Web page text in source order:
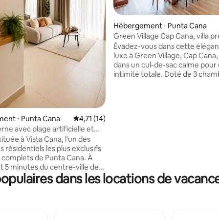
base de 110 commentaires : 4,75 sur 5
⋅ Punta Cana Évaluation moyenne sur la base de 14
4,71 (14)
avec plage artificielle et
à Vista Cana, l'un des
résidentiels les plus exclusifs
complets de Punta Cana. À
5 minutes du centre-ville de
à 15 minutes de l'aéroport et
supermarché La Sirena. Le
Hébergement ⋅ Punta Cana
Green Village Cap Cana, villa
plage et du golf
Évadez-vous dans cette
luxe à Green Village, Cap
dans un cul-de-sac calme pour
intimité totale. Doté de 3
dans les locations de